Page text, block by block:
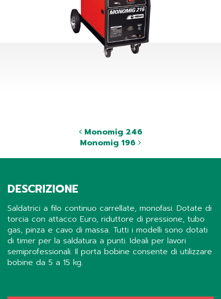
Monomig 246
Monomig 196
DESCRIZIONE
Saldatrici a filo continuo carrellate, monofasi. Dotate di
torcia con attacco Euro, riduttore di pressione, tubo
gas, pinza e cavo di massa. Tutti i modelli sono dotati
di timer per la saldatura a punti. Ideali per lavori
semiprofessionali. Il porta bobine consente di utilizzare
bobine da 5 a 15 kg.